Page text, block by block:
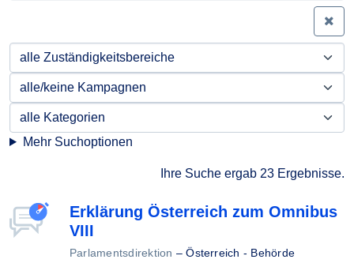
Mehr Suchoptionen
Ihre Suche ergab 23 Ergebnisse.
Erklärung Österreich zum Omnibus
VIII
Parlamentsdirektion –Österreich - Behörde